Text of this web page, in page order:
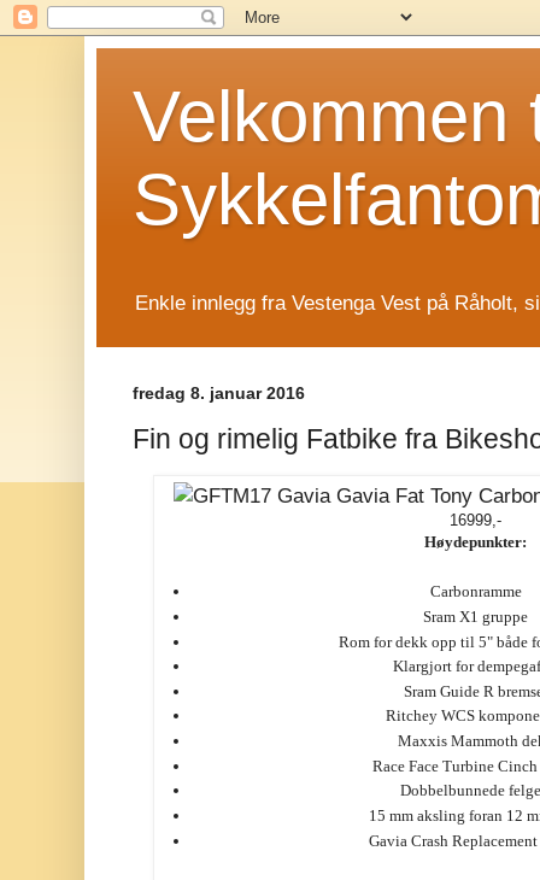
Velkommen
Enkle innlegg fra Vestenga Vest på Råholt,
fredag 8. januar 2016
Fin og rimelig Fatbike fra
16999,-
Høydepunkter:
Carbonramme
Sram X1 gruppe
Rom for dekk opp til 5" både
Klargjort for
Sram Guide R
Ritchey WCS
Maxxis Mammoth
Race Face Turbine
Dobbelbunnede
15 mm aksling foran 12
Gavia Crash